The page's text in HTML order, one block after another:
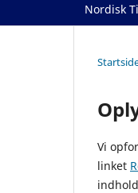
Nordisk
Vi
linket